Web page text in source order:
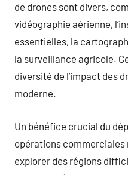
de drones sont divers,
vidéographie aérienne,
essentielles, la
la surveillance agricole.
diversité de l’impact des
moderne.
Un bénéfice crucial du
opérations commerciales
explorer des régions